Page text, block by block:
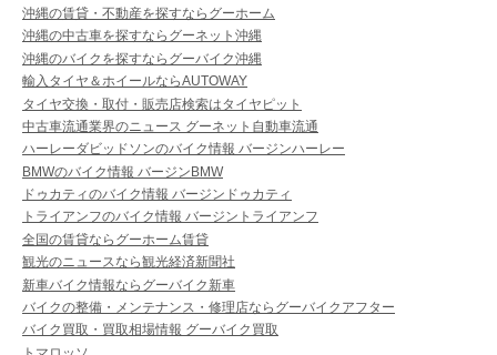
沖縄の賃貸・不動産を探すならグーホーム
沖縄の中古車を探すならグーネット沖縄
沖縄のバイクを探すならグーバイク沖縄
輸入タイヤ＆ホイールならAUTOWAY
タイヤ交換・取付・販売店検索はタイヤピット
中古車流通業界のニュース グーネット自動車流通
ハーレーダビッドソンのバイク情報 バージンハーレー
BMWのバイク情報 バージンBMW
ドゥカティのバイク情報 バージンドゥカティ
トライアンフのバイク情報 バージントライアンフ
全国の賃貸ならグーホーム賃貸
観光のニュースなら観光経済新聞社
新車バイク情報ならグーバイク新車
バイクの整備・メンテナンス・修理店ならグーバイクアフター
バイク買取・買取相場情報 グーバイク買取